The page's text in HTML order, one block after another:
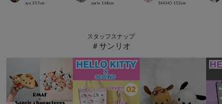
aya 157cm yurie 168cm SHIHO 152cm
スタッフスナップ
＃サンリオ